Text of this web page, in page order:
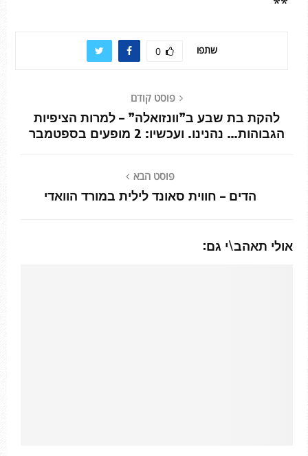
שתפו 0
פוסט קודם
להקת בת שבע ב”וונזואלה” – למרות הציפיות
הגבוהות… נהנינו. ועכשיו: 2 מופעים בספטמבר
פוסט הבא
הדים – חווית סאונד לילית במורד הוואדי
אולי תאהב\י גם: